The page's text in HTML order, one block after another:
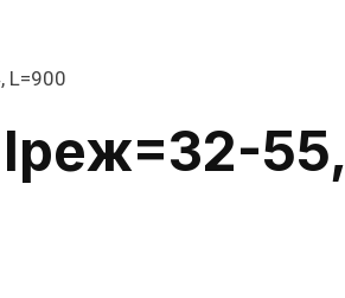
L=900
55,